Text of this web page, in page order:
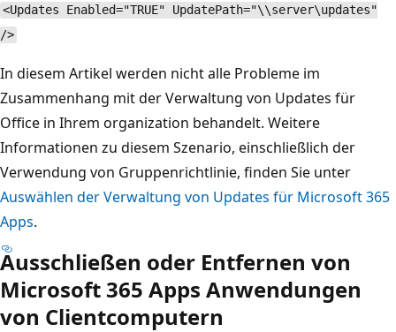
<Updates Enabled="TRUE" UpdatePath="\\server\updates"
/>
In diesem Artikel werden nicht alle Probleme im
Zusammenhang mit der Verwaltung von Updates für
Office in Ihrem organization behandelt. Weitere
Informationen zu diesem Szenario, einschließlich der
Verwendung von Gruppenrichtlinie, finden Sie unter
Auswählen der Verwaltung von Updates für Microsoft 365
Apps.
Ausschließen oder Entfernen von
Microsoft 365 Apps Anwendungen
von Clientcomputern